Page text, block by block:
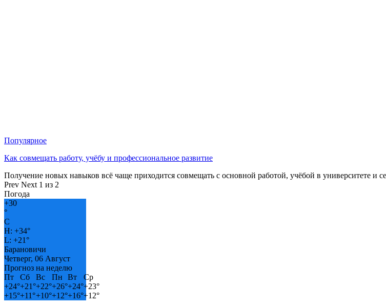
Популярное
Как совмещать работу, учёбу и профессиональное развитие
Получение новых навыков всё чаще приходится совмещать с основной работой, учёбой в университете и
Prev Next 1 из 2
Погода
+30
°
C
H: +34°
L: +21°
Барановичи
Четверг, 06 Август
Прогноз на неделю
Пт
Сб Вс Пн Вт
Ср
+24°+21°+22°+26°+24°+23°
+15°+11°+10°+12°+16°+12°